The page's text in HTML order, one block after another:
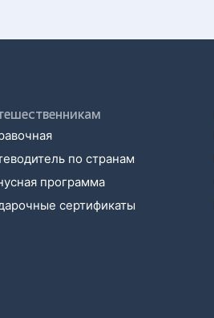
по странам
программа
сертификаты